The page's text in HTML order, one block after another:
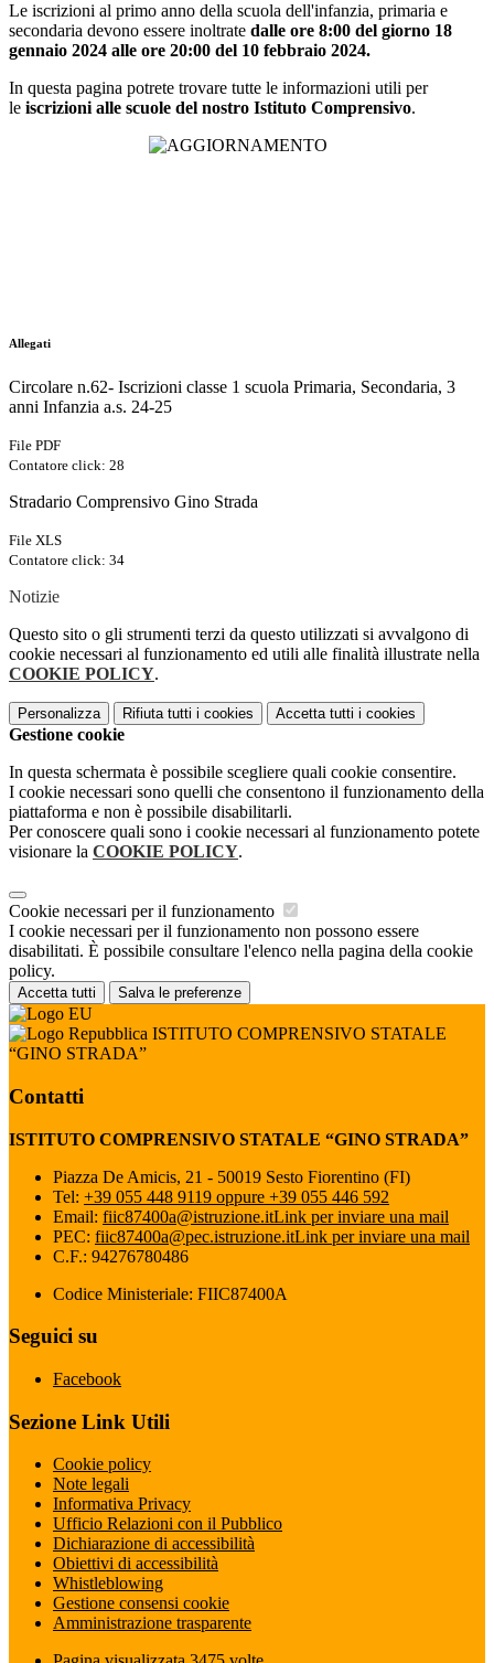
Le iscrizioni al primo anno della scuola dell'infanzia, primaria e
secondaria devono essere inoltrate dalle ore 8:00 del giorno 18
gennaio 2024 alle ore 20:00 del 10 febbraio 2024.
In questa pagina potrete trovare tutte le informazioni utili per
le iscrizioni alle scuole del nostro Istituto Comprensivo.
Allegati
Circolare n.62- Iscrizioni classe 1 scuola Primaria, Secondaria, 3
anni Infanzia a.s. 24-25
File PDF
Contatore click: 28
Stradario Comprensivo Gino Strada
File XLS
Contatore click: 34
Notizie
Questo sito o gli strumenti terzi da questo utilizzati si avvalgono di
cookie necessari al funzionamento ed utili alle finalità illustrate nella
COOKIE POLICY.
Personalizza Rifiuta tutti i cookies Accetta tutti i cookies
Gestione cookie
In questa schermata è possibile scegliere quali cookie consentire.
I cookie necessari sono quelli che consentono il funzionamento della
piattaforma e non è possibile disabilitarli.
Per conoscere quali sono i cookie necessari al funzionamento potete
visionare la COOKIE POLICY.
Cookie necessari per il funzionamento
I cookie necessari per il funzionamento non possono essere
disabilitati. È possibile consultare l'elenco nella pagina della cookie
policy.
Accetta tutti Salva le preferenze
ISTITUTO COMPRENSIVO STATALE
“GINO STRADA”
Contatti
ISTITUTO COMPRENSIVO STATALE “GINO STRADA”
Piazza De Amicis, 21 - 50019 Sesto Fiorentino (FI)
Tel: +39 055 448 9119 oppure +39 055 446 592
Email: fiic87400a@istruzione.itLink per inviare una mail
PEC: fiic87400a@pec.istruzione.itLink per inviare una mail
C.F.: 94276780486
Codice Ministeriale: FIIC87400A
Seguici su
Facebook
Sezione Link Utili
Cookie policy
Note legali
Informativa Privacy
Ufficio Relazioni con il Pubblico
Dichiarazione di accessibilità
Obiettivi di accessibilità
Whistleblowing
Gestione consensi cookie
Amministrazione trasparente